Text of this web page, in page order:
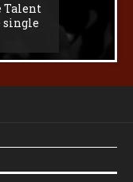
Talent
single